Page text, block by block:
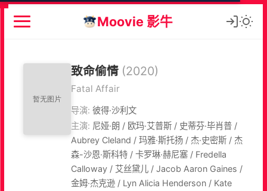
Moovie 影牛
致命偷情 (2020)
Fatal Affair
导演: 彼得·沙利文
主演: 尼娅·朗 / 欧玛·艾普斯 / 史蒂芬·毕肖普 /
Aubrey Cleland / 玛雅·斯托扬 / 杰·史密斯 / 杰
森-沙恩·斯科特 / 卡罗琳·赫尼塞 / Fredella
Calloway / 艾丝黛儿 / Jacob Aaron Gaines /
金姆·杰克逊 / Lyn Alicia Henderson / Kate